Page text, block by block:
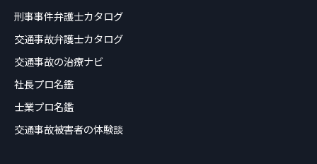
刑事事件弁護士カタログ
交通事故弁護士カタログ
交通事故の治療ナビ
社長プロ名鑑
士業プロ名鑑
交通事故被害者の体験談